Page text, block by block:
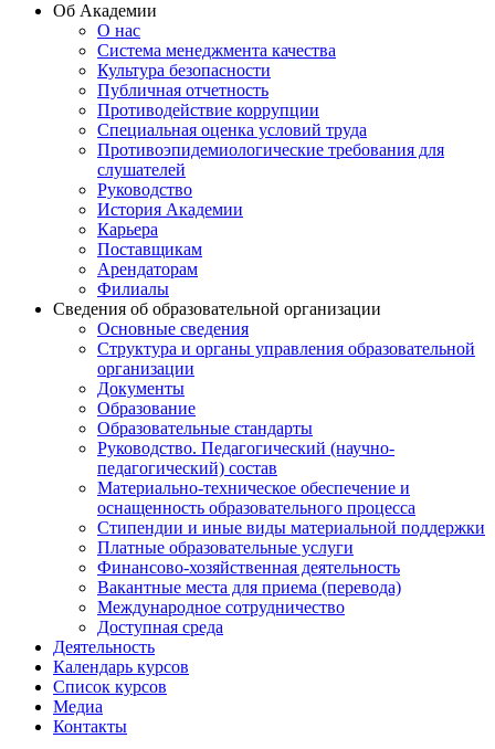
Об Академии
О нас
Система менеджмента качества
Культура безопасности
Публичная отчетность
Противодействие коррупции
Специальная оценка условий труда
Противоэпидемиологические требования для
слушателей
Руководство
История Академии
Карьера
Поставщикам
Арендаторам
Филиалы
Сведения об образовательной организации
Основные сведения
Структура и органы управления образовательной
организации
Документы
Образование
Образовательные стандарты
Руководство. Педагогический (научно-
педагогический) состав
Материально-техническое обеспечение и
оснащенность образовательного процесса
Стипендии и иные виды материальной поддержки
Платные образовательные услуги
Финансово-хозяйственная деятельность
Вакантные места для приема (перевода)
Международное сотрудничество
Доступная среда
Деятельность
Календарь курсов
Список курсов
Медиа
Контакты